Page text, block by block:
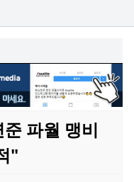
파월 맹비
"